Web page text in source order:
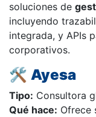
soluciones de
incluyendo
integrada, y APIs
corporativos.
🛠️ Ayesa
Tipo: Consultora
Qué hace: Ofrece